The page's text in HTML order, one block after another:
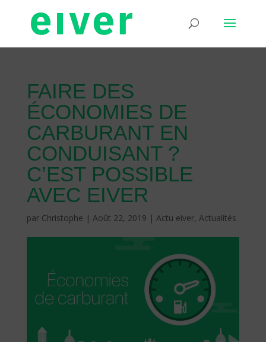
FAIRE DES
ÉCONOMIES DE
CARBURANT EN
CONDUISANT ?
C’EST POSSIBLE
AVEC EIVER
par Christophe | Août 22, 2019 | Actu eiver, Actualités